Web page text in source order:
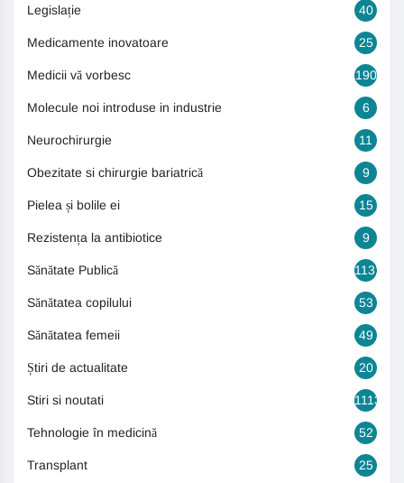
Legislație 40
Medicamente inovatoare 25
Medicii vă vorbesc 190
Molecule noi introduse in industrie 6
Neurochirurgie 11
Obezitate si chirurgie bariatrică 9
Pielea și bolile ei 15
Rezistența la antibiotice 9
Sănătate Publică 1131
Sănătatea copilului 53
Sănătatea femeii 49
Știri de actualitate 20
Stiri si noutati 1113
Tehnologie în medicină 52
Transplant 25